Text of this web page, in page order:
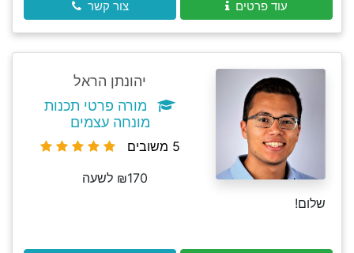
עוד פרטים צור קשר
יהונתן הראל
מורה פרטי תכנות
מונחה עצמים
5 משובים
₪170 לשעה
שלום!